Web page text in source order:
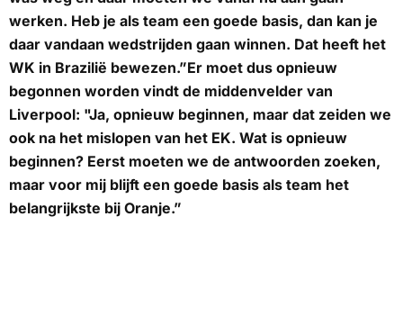
werken. Heb je als team een goede basis, dan kan je
daar vandaan wedstrijden gaan winnen. Dat heeft het
WK in Brazilië bewezen.”Er moet dus opnieuw
begonnen worden vindt de middenvelder van
Liverpool: "Ja, opnieuw beginnen, maar dat zeiden we
ook na het mislopen van het EK. Wat is opnieuw
beginnen? Eerst moeten we de antwoorden zoeken,
maar voor mij blijft een goede basis als team het
belangrijkste bij Oranje.”